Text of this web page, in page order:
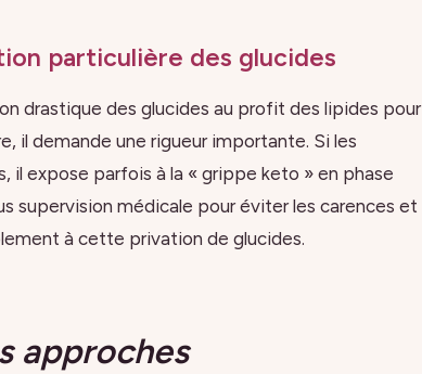
particulière des glucides
drastique des glucides au profit des lipides pour
il demande une rigueur importante. Si les
il expose parfois à la « grippe keto » en phase
supervision médicale pour éviter les carences et
à cette privation de glucides.
approches